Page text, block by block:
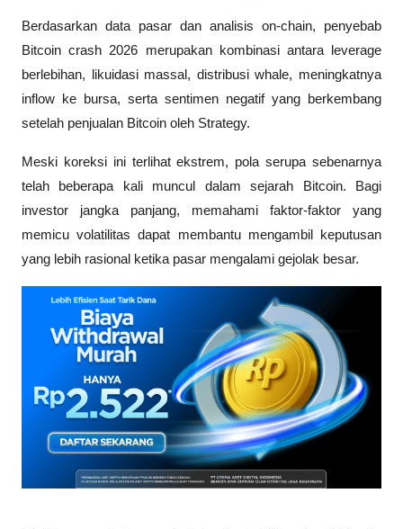
Berdasarkan data pasar dan analisis on-chain, penyebab
Bitcoin crash 2026 merupakan kombinasi antara leverage
berlebihan, likuidasi massal, distribusi whale, meningkatnya
inflow ke bursa, serta sentimen negatif yang berkembang
setelah penjualan Bitcoin oleh Strategy.
Meski koreksi ini terlihat ekstrem, pola serupa sebenarnya
telah beberapa kali muncul dalam sejarah Bitcoin. Bagi
investor jangka panjang, memahami faktor-faktor yang
memicu volatilitas dapat membantu mengambil keputusan
yang lebih rasional ketika pasar mengalami gejolak besar.